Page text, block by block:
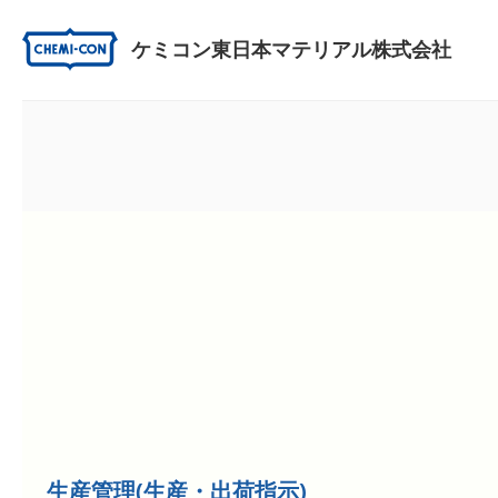
ケミコン東日本マテリアル株式会社
生産管理(生産・出荷指示)